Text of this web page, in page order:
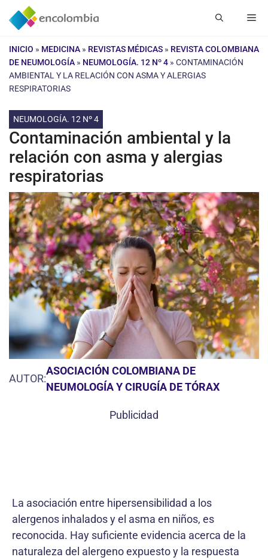
Saltar
INICIO » MEDICINA » REVISTAS MÉDICAS » REVISTA COLOMBIANA
DE NEUMOLOGÍA » NEUMOLOGÍA. 12 Nº 4 » CONTAMINACIÓN
AMBIENTAL Y LA RELACIÓN CON ASMA Y ALERGIAS
RESPIRATORIAS
NEUMOLOGÍA. 12 Nº 4
Contaminación ambiental y la
relación con asma y alergias
respiratorias
AUTOR:
ASOCIACIÓN COLOMBIANA DE
NEUMOLOGÍA Y CIRUGÍA DE TÓRAX
Publicidad
La asociación entre hipersensibilidad a los
alergenos inhalados y el asma en niños, es
reconocida. Hay suficiente evidencia acerca de la
naturaleza del alergeno expuesto y la respuesta